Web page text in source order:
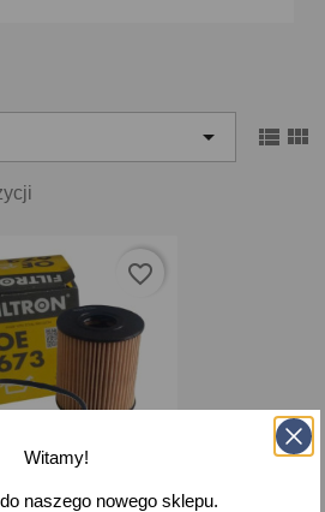
  
OE 673 Ducato
favorite_border
Witamy!
naszego nowego sklepu.